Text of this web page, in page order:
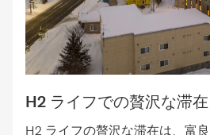
H2 ライフでの贅沢な滞在
H2 ライフの贅沢な滞在は、富